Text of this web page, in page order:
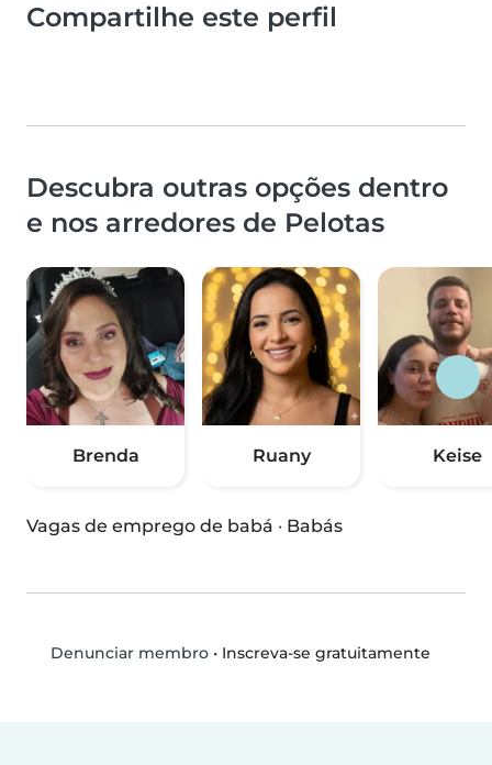
Compartilhe este perfil
Descubra outras opções dentro
e nos arredores de Pelotas
Brenda Ruany Keise
Vagas de emprego de babá · Babás
Denunciar membro• Inscreva-se gratuitamente